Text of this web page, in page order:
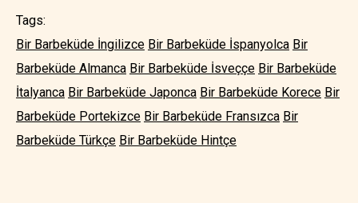
Tags:
Bir Barbeküde İngilizce Bir Barbeküde İspanyolca Bir
Barbeküde Almanca Bir Barbeküde İsveççe Bir Barbeküde
İtalyanca Bir Barbeküde Japonca Bir Barbeküde Korece Bir
Barbeküde Portekizce Bir Barbeküde Fransızca Bir
Barbeküde Türkçe Bir Barbeküde Hintçe